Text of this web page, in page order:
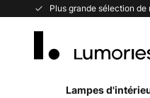
Plus grande sélection de
Allez
Lampes